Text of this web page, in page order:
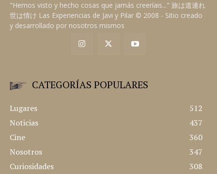
"Hemos visto y hecho cosas que jamás creeríais..." 旅は道連れ
世は情け Las Experiencias de Javi y Pilar © 2008 - Sitio creado
y desarrollado por nosotros mismos
CATEGORÍAS POPULARES
Lugares
512
Noticias
437
Cine
360
Nosotros
347
Curiosidades
308